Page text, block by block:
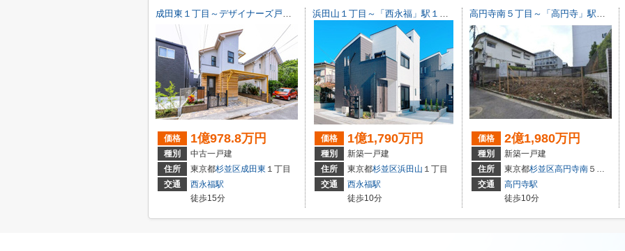
価格 1億978.8万円
種別
中古一戸建
住所
東京都杉並区成田東 １丁目
交通
西永福駅
徒歩15分
価格 1億1,790万円
種別
新築一戸建
住所
東京都杉並区浜田山 １丁目
交通
西永福駅
徒歩10分
価格 2億1,980万円
種別
新築一戸建
住所
東京都杉並区高円寺南 ５丁目
交通
高円寺駅
徒歩10分